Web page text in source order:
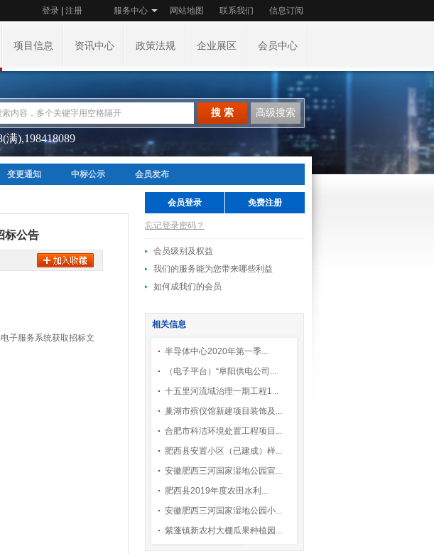
服务中心 网站地图 联系我们 信息订阅
登录 注册
项目信息 资讯中心 政策法规 企业展区 会员中心
搜 索 高级搜索
满),198418089
变更通知 中标公示 会员发布
标公告
子服务系统获取招标文
会员登录 免费注册
忘记登录密码？
会员级别及权益
我们的服务能为您带来哪些利益
如何成我们的会员
相关信息
半导体中心2020年第一季...
（电子平台）“阜阳供电公司...
十五里河流域治理一期工程1...
巢湖市殡仪馆新建项目装饰及...
合肥市科洁环境处置工程项目...
肥西县安置小区（已建成）样...
安徽肥西三河国家湿地公园宣...
肥西县2019年度农田水利...
安徽肥西三河国家湿地公园小...
紫蓬镇新农村大棚瓜果种植园...